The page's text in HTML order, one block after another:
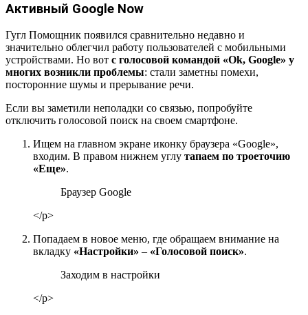
Активный Google Now
Гугл Помощник появился сравнительно недавно и
значительно облегчил работу пользователей с мобильными
устройствами. Но вот с голосовой командой «Ok, Google» у
многих возникли проблемы: стали заметны помехи,
посторонние шумы и прерывание речи.
Если вы заметили неполадки со связью, попробуйте
отключить голосовой поиск на своем смартфоне.
Ищем на главном экране иконку браузера «Google»,
входим. В правом нижнем углу тапаем по троеточию
«Еще».
Браузер Google
</p>
Попадаем в новое меню, где обращаем внимание на
вкладку «Настройки» – «Голосовой поиск».
Заходим в настройки
</p>